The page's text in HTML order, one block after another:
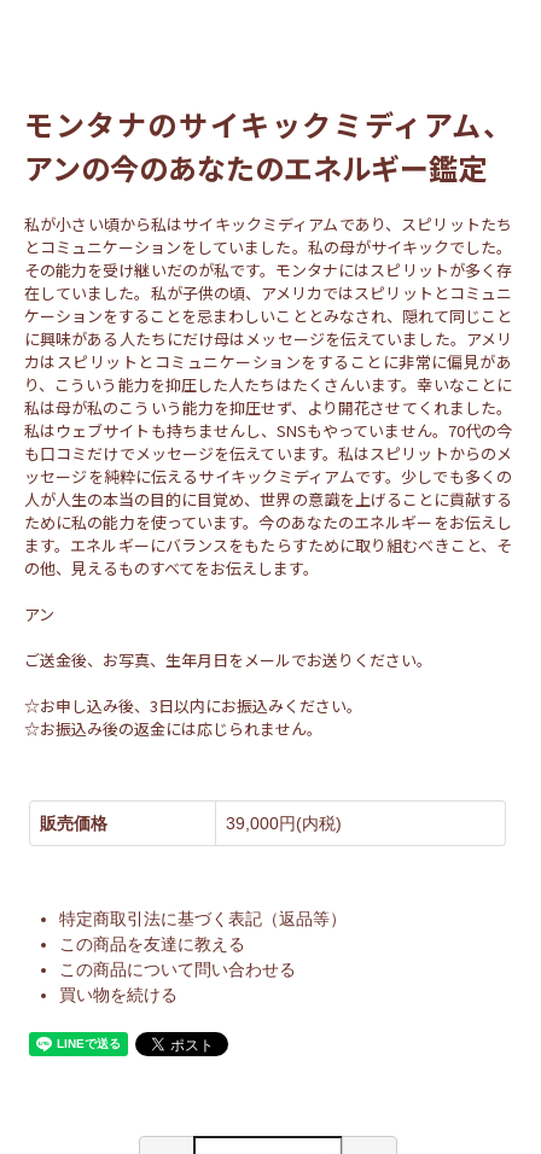
モンタナのサイキックミディアム、
アンの今のあなたのエネルギー鑑定
私が小さい頃から私はサイキックミディアムであり、スピリットたち
とコミュニケーションをしていました。私の母がサイキックでした。
その能力を受け継いだのが私です。モンタナにはスピリットが多く存
在していました。私が子供の頃、アメリカではスピリットとコミュニ
ケーションをすることを忌まわしいこととみなされ、隠れて同じこと
に興味がある人たちにだけ母はメッセージを伝えていました。アメリ
カはスピリットとコミュニケーションをすることに非常に偏見があ
り、こういう能力を抑圧した人たちはたくさんいます。幸いなことに
私は母が私のこういう能力を抑圧せず、より開花させてくれました。
私はウェブサイトも持ちませんし、SNSもやっていません。70代の今
も口コミだけでメッセージを伝えています。私はスピリットからのメ
ッセージを純粋に伝えるサイキックミディアムです。少しでも多くの
人が人生の本当の目的に目覚め、世界の意識を上げることに貢献する
ために私の能力を使っています。今のあなたのエネルギーをお伝えし
ます。エネルギーにバランスをもたらすために取り組むべきこと、そ
の他、見えるものすべてをお伝えします。
アン
ご送金後、お写真、生年月日をメールでお送りください。
☆お申し込み後、3日以内にお振込みください。
☆お振込み後の返金には応じられません。
販売価格 39,000円(内税)
特定商取引法に基づく表記（返品等）
この商品を友達に教える
この商品について問い合わせる
買い物を続ける